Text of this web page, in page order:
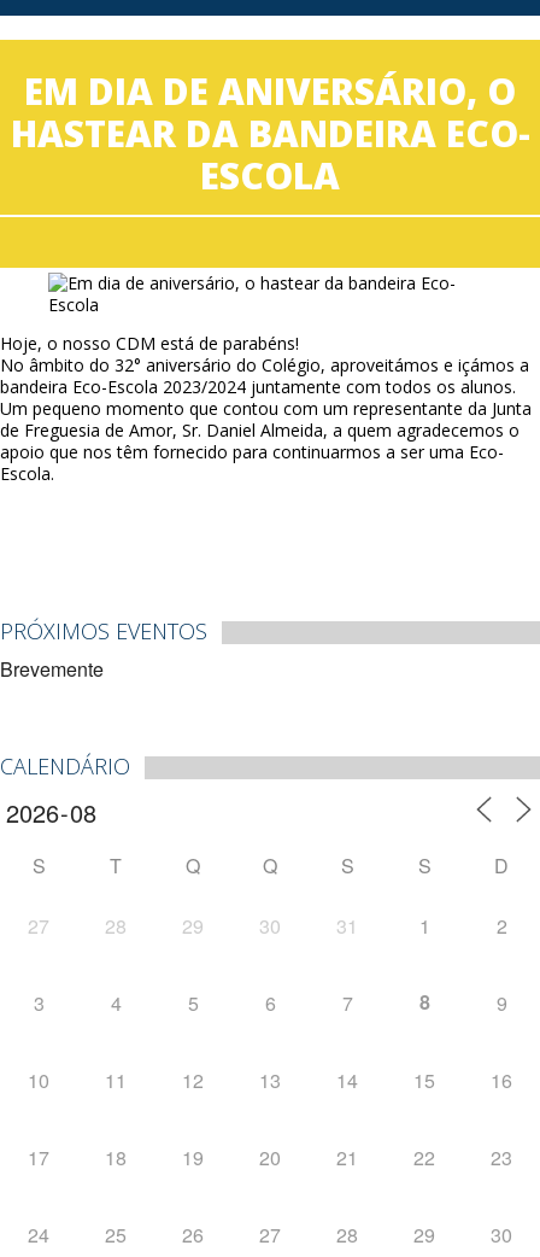
EM DIA DE ANIVERSÁRIO, O
HASTEAR DA BANDEIRA ECO-
ESCOLA
Hoje, o nosso CDM está de parabéns!
No âmbito do 32° aniversário do Colégio, aproveitámos e içámos a
bandeira Eco-Escola 2023/2024 juntamente com todos os alunos.
Um pequeno momento que contou com um representante da Junta
de Freguesia de Amor, Sr. Daniel Almeida, a quem agradecemos o
apoio que nos têm fornecido para continuarmos a ser uma Eco-
Escola.
PRÓXIMOS EVENTOS
Brevemente
CALENDÁRIO
S T Q Q S S D
27 28 29 30 31 1 2
3 4 5 6 7 8 9
10 11 12 13 14 15 16
17 18 19 20 21 22 23
24 25 26 27 28 29 30